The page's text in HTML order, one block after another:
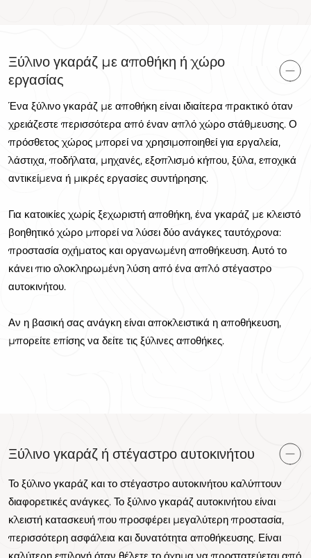
Ξύλινο γκαράζ με αποθήκη ή χώρο
εργασίας
Ένα ξύλινο γκαράζ με αποθήκη είναι ιδιαίτερα πρακτικό όταν
χρειάζεστε περισσότερα από έναν απλό χώρο στάθμευσης. Ο
πρόσθετος χώρος μπορεί να χρησιμοποιηθεί για εργαλεία,
λάστιχα, ποδήλατα, μηχανές, εξοπλισμό κήπου, ξύλα, εποχικά
αντικείμενα ή μικρές εργασίες συντήρησης.
Για κατοικίες χωρίς ξεχωριστή αποθήκη, ένα γκαράζ με κλειστό
βοηθητικό χώρο μπορεί να λύσει δύο ανάγκες ταυτόχρονα:
προστασία οχήματος και οργανωμένη αποθήκευση. Αυτό το
κάνει πιο ολοκληρωμένη λύση από ένα απλό στέγαστρο
αυτοκινήτου.
Αν η βασική σας ανάγκη είναι αποκλειστικά η αποθήκευση,
μπορείτε επίσης να δείτε τις ξύλινες αποθήκες.
Ξύλινο γκαράζ ή στέγαστρο αυτοκινήτου
Το ξύλινο γκαράζ και το στέγαστρο αυτοκινήτου καλύπτουν
διαφορετικές ανάγκες. Το ξύλινο γκαράζ αυτοκινήτου είναι
κλειστή κατασκευή που προσφέρει μεγαλύτερη προστασία,
περισσότερη ασφάλεια και δυνατότητα αποθήκευσης. Είναι